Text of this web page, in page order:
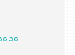
36